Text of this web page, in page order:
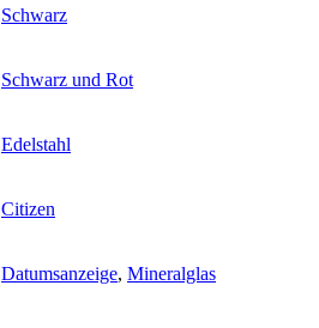
Schwarz
Schwarz und Rot
Edelstahl
Citizen
Datumsanzeige, Mineralglas